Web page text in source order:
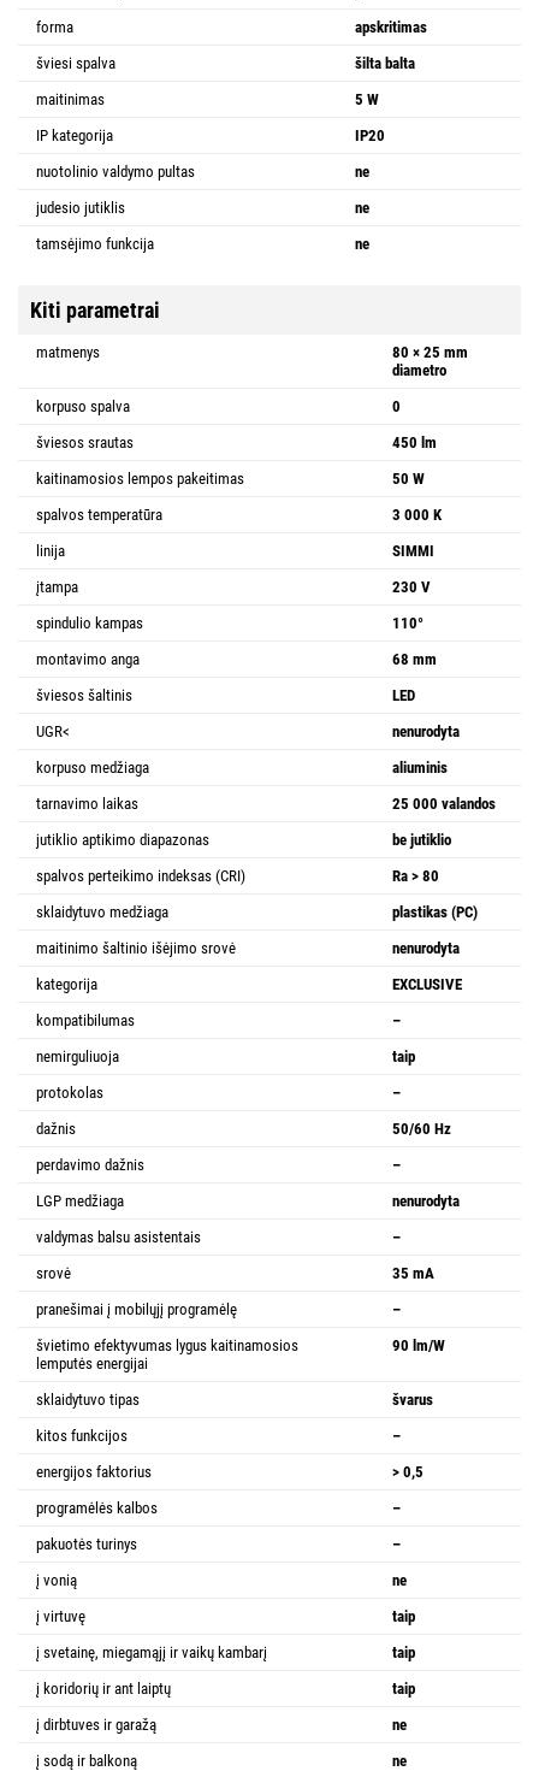
forma
apskritimas
šviesi spalva
šilta balta
maitinimas
5 W
IP kategorija
IP20
nuotolinio valdymo pultas
ne
judesio jutiklis
ne
tamsėjimo funkcija
ne
Kiti parametrai
matmenys
80 × 25 mm
diametro
korpuso spalva
0
šviesos srautas
450 lm
kaitinamosios lempos pakeitimas
50 W
spalvos temperatūra
3 000 K
linija
SIMMI
įtampa
230 V
spindulio kampas
110°
montavimo anga
68 mm
šviesos šaltinis
LED
UGR<
nenurodyta
korpuso medžiaga
aliuminis
tarnavimo laikas
25 000 valandos
jutiklio aptikimo diapazonas
be jutiklio
spalvos perteikimo indeksas (CRI)
Ra > 80
sklaidytuvo medžiaga
plastikas (PC)
maitinimo šaltinio išėjimo srovė
nenurodyta
kategorija
EXCLUSIVE
kompatibilumas
–
nemirguliuoja
taip
protokolas
–
dažnis
50/60 Hz
perdavimo dažnis
–
LGP medžiaga
nenurodyta
valdymas balsu asistentais
–
srovė
35 mA
pranešimai į mobilųjį programėlę
–
švietimo efektyvumas lygus kaitinamosios
lemputės energijai
90 lm/W
sklaidytuvo tipas
švarus
kitos funkcijos
–
energijos faktorius
> 0,5
programėlės kalbos
–
pakuotės turinys
–
į vonią
ne
į virtuvę
taip
į svetainę, miegamąjį ir vaikų kambarį
taip
į koridorių ir ant laiptų
taip
į dirbtuves ir garažą
ne
į sodą ir balkoną
ne